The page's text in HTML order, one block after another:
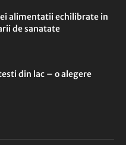
alimentatii echilibrate in
de sanatate
din lac – o alegere